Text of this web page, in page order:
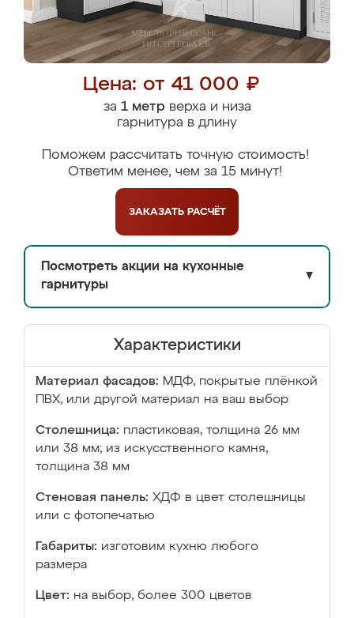
Цена: от 41 000 ₽
за 1 метрверха и низа
гарнитура в длину
Поможем рассчитать точную стоимость!
Ответим менее, чем за 15 минут!
ЗАКАЗАТЬ РАСЧЁТ
Посмотреть акции на кухонные
гарнитуры
▼
Характеристики
Материал фасадов: МДФ, покрытые плёнкой
ПВХ, или другой материал на ваш выбор
Столешница: пластиковая, толщина 26 мм
или 38 мм; из искусственного камня,
толщина 38 мм
Стеновая панель: ХДФ в цвет столешницы
или с фотопечатью
Габариты: изготовим кухню любого
размера
Цвет: на выбор, более 300 цветов